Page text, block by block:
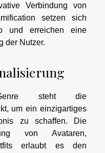
Verbindung von
setzen sich
und erreichen eine
der Nutzer.
Genre steht die
um ein einzigartiges
zu schaffen. Die
von Avataren,
erlaubt es den